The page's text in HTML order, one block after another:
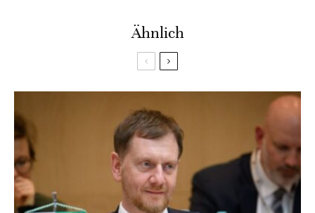
Ähnlich